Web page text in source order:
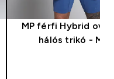
MP férfi Hybrid
hálós trikó - Mist